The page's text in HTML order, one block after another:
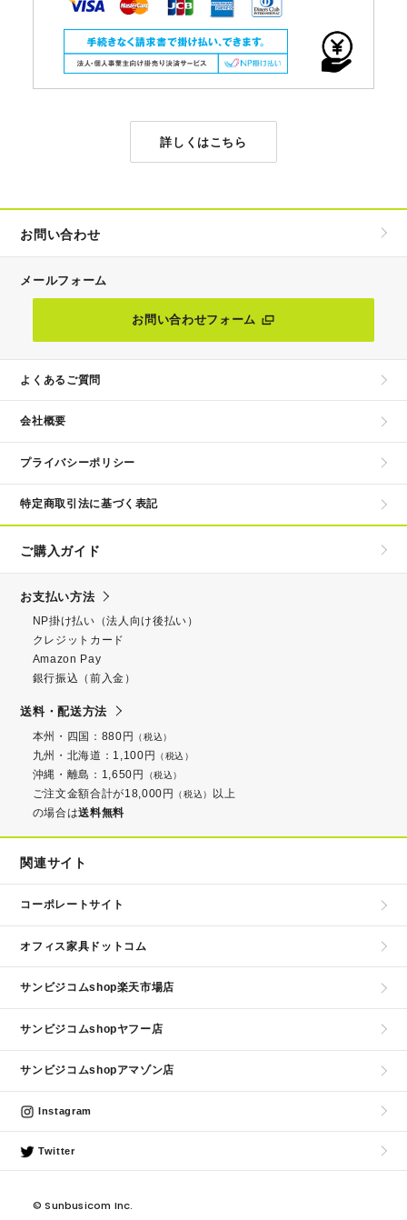
詳しくはこちら
お問い合わせ
メールフォーム
お問い合わせフォーム
よくあるご質問
会社概要
プライバシーポリシー
特定商取引法に基づく表記
ご購入ガイド
お支払い方法
NP掛け払い（法人向け後払い）
クレジットカード
Amazon Pay
銀行振込（前入金）
送料・配送方法
本州・四国：880円 （税込）
九州・北海道：1,100円 （税込）
沖縄・離島：1,650円 （税込）
ご注文金額合計が18,000円 （税込） 以上
の場合は送料無料
関連サイト
コーポレートサイト
オフィス家具ドットコム
サンビジコムshop楽天市場店
サンビジコムshopヤフー店
サンビジコムshopアマゾン店
Instagram
Twitter
©Sunbusicom Inc.